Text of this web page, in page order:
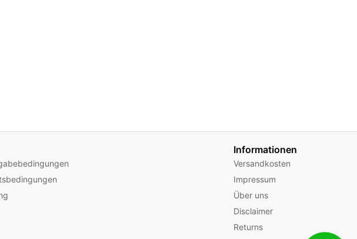
Informationen
Versandkosten
Impressum
Über uns
Disclaimer
Returns